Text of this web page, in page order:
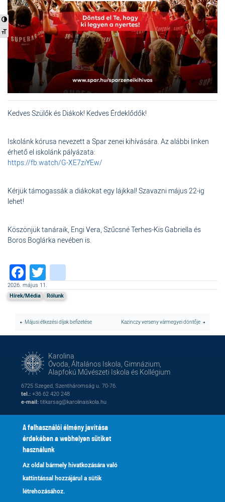
Nagy kontraszt váltása
Betűméret váltása
Kedves Szülők és Diákok! Kedves Érdeklődők!
Iskolánk kórusa nevezett a Spar zenei kihívására. Az alábbi linken
érhető el iskolánk pályázata:
https://fb.watch/G-XE7ziYEw/
Kérjük támogassák a diákokat egy lájkkal! Szavazni május 22-ig
lehet!
Köszönjük tanáraik, Engi Vera, Szűcsné Terhes-Kis Gabriella és
Boros Boglárka nevében is.
Facebook
Twitter
2026. május 11.
Hírek/Média Rólunk
Májusi étkezési díjak befizetése Kazinczy verseny vármegyei döntője
Karolina
Óvoda, Általános Iskola, Gimnázium,
Alapfokú Művészeti Iskola és Kollégium
6725 Szeged, Szentháromság u. 70-76.
tel.: +36 62 420 248
e-mail: titkarsag@karolinaiskola.hu
Lábléc
Naptár
Alapítvány
A felhasználói élmény javítása
érdekében a webhelyen sütiket
használunk
Az oldal bármely hivatkozására való
kattintással hozzájárul a sütik
létrehozásához.